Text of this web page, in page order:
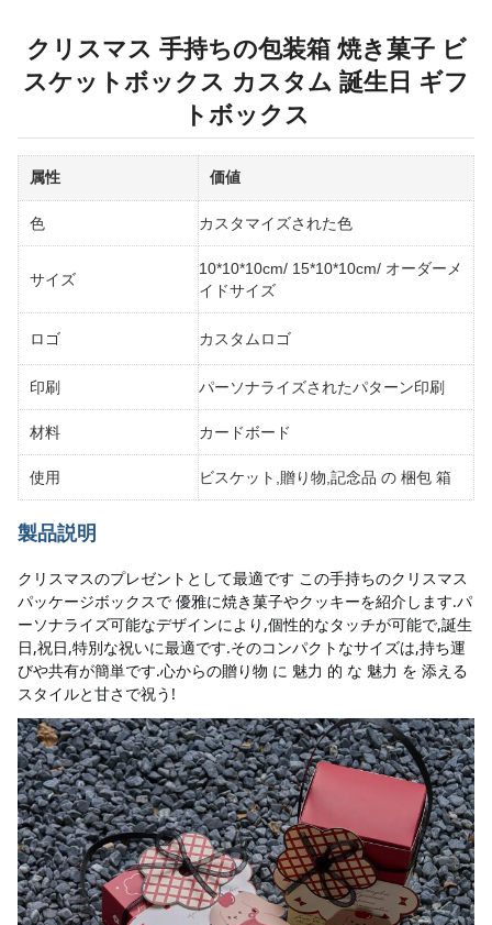
クリスマス 手持ちの包装箱 焼き菓子 ビ
スケットボックス カスタム 誕生日 ギフ
トボックス
属性 価値
色 カスタマイズされた色
サイズ
10*10*10cm/ 15*10*10cm/ オーダーメ
イドサイズ
ロゴ カスタムロゴ
印刷 パーソナライズされたパターン印刷
材料 カードボード
使用 ビスケット,贈り物,記念品 の 梱包 箱
製品説明
クリスマスのプレゼントとして最適です この手持ちのクリスマス
パッケージボックスで 優雅に焼き菓子やクッキーを紹介します.パ
ーソナライズ可能なデザインにより,個性的なタッチが可能で,誕生
日,祝日,特別な祝いに最適です.そのコンパクトなサイズは,持ち運
びや共有が簡単です.心からの贈り物 に 魅力 的 な 魅力 を 添える
スタイルと甘さで祝う!